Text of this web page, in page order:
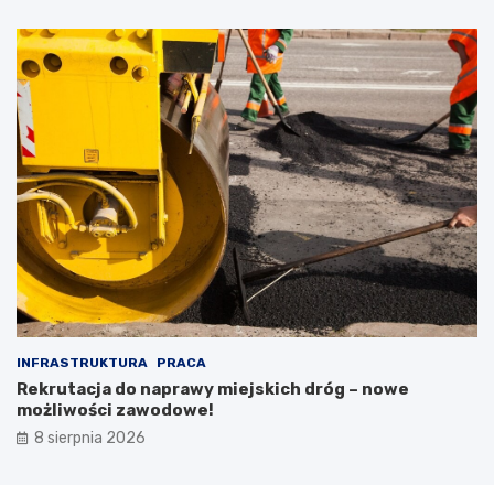
INFRASTRUKTURA PRACA
Rekrutacja do naprawy miejskich dróg – nowe
możliwości zawodowe!
8 sierpnia 2026